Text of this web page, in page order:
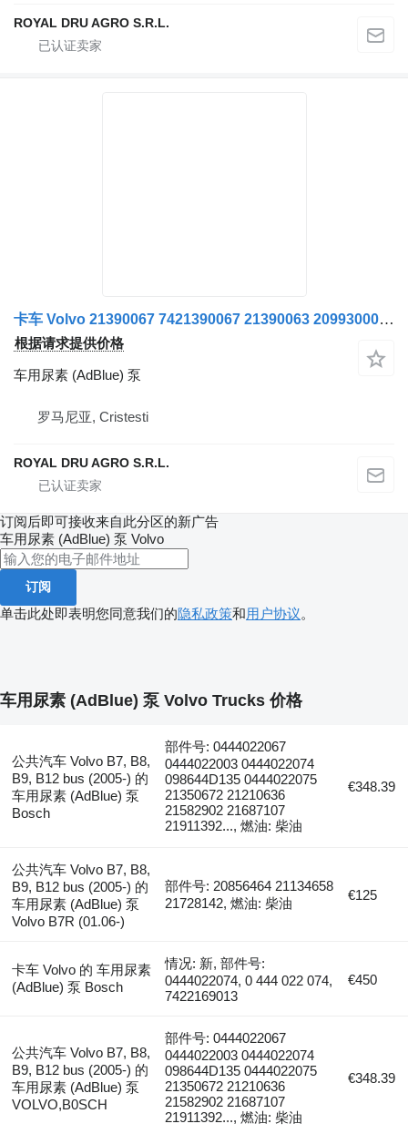
ROYAL DRU AGRO S.R.L.
卡车 Volvo 21390067 7421390067 21390063 20993000 20993001 20877939 的 车用尿素 (AdBlue) 泵 Pompă AdBlue
根据请求提供价格
车用尿素 (AdBlue) 泵
罗马尼亚, Cristesti
ROYAL DRU AGRO S.R.L.
订阅后即可接收来自此分区的新广告
车用尿素 (AdBlue) 泵 Volvo
订阅
单击此处即表明您同意我们的隐私政策和用户协议。
车用尿素 (AdBlue) 泵 Volvo Trucks 价格
公共汽车 Volvo B7, B8,
B9, B12 bus (2005-) 的
车用尿素 (AdBlue) 泵
Bosch
部件号: 0444022067
0444022003 0444022074
098644D135 0444022075
21350672 21210636
21582902 21687107
21911392..., 燃油: 柴油
€348.39
公共汽车 Volvo B7, B8,
B9, B12 bus (2005-) 的
车用尿素 (AdBlue) 泵
Volvo B7R (01.06-)
部件号: 20856464 21134658
21728142, 燃油: 柴油
€125
卡车 Volvo 的 车用尿素
(AdBlue) 泵 Bosch
情况: 新, 部件号:
0444022074, 0 444 022 074,
7422169013
€450
公共汽车 Volvo B7, B8,
B9, B12 bus (2005-) 的
车用尿素 (AdBlue) 泵
VOLVO,B0SCH
部件号: 0444022067
0444022003 0444022074
098644D135 0444022075
21350672 21210636
21582902 21687107
21911392..., 燃油: 柴油
€348.39